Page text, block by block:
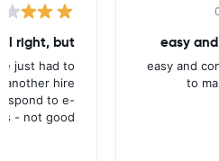
easy
easy and
to
right, but
just had to
another hire
to e-
- not good.